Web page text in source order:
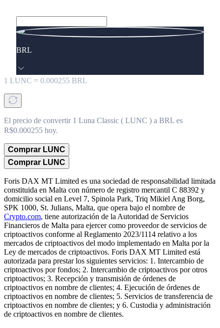
BRL
1 LUNC = 0.000255 BRL
El precio de convertir 1 Luna Classic ( LUNC ) a BRL es
R$0.000255 hoy.
Comprar LUNC
Comprar LUNC
Foris DAX MT Limited es una sociedad de responsabilidad limitada
constituida en Malta con número de registro mercantil C 88392 y
domicilio social en Level 7, Spinola Park, Triq Mikiel Ang Borg,
SPK 1000, St. Julians, Malta, que opera bajo el nombre de
Crypto.com, tiene autorización de la Autoridad de Servicios
Financieros de Malta para ejercer como proveedor de servicios de
criptoactivos conforme al Reglamento 2023/1114 relativo a los
mercados de criptoactivos del modo implementado en Malta por la
Ley de mercados de criptoactivos. Foris DAX MT Limited está
autorizada para prestar los siguientes servicios: 1. Intercambio de
criptoactivos por fondos; 2. Intercambio de criptoactivos por otros
criptoactivos; 3. Recepción y transmisión de órdenes de
criptoactivos en nombre de clientes; 4. Ejecución de órdenes de
criptoactivos en nombre de clientes; 5. Servicios de transferencia de
criptoactivos en nombre de clientes; y 6. Custodia y administración
de criptoactivos en nombre de clientes.